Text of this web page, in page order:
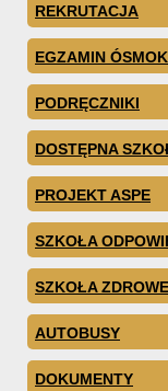
REKRUTACJA
EGZAMIN
PODRĘCZNIKI
DOSTĘPNA
PROJEKT ASPE
SZKOŁA
SZKOŁA
AUTOBUSY
DOKUMENTY